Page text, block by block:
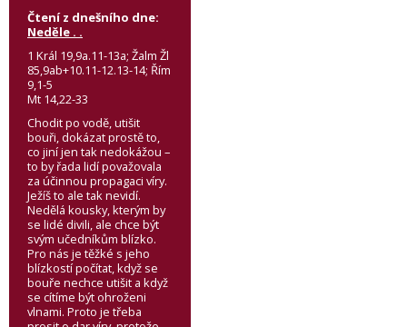
Čtení z dnešního dne:
Neděle . .
1 Král 19,9a.11-13a; Žalm Žl
85,9ab+10.11-12.13-14; Řím
9,1-5
Mt 14,22-33
Chodit po vodě, utišit
bouři, dokázat prostě to,
co jiní jen tak nedokážou –
to by řada lidí považovala
za účinnou propagaci víry.
Ježíš to ale tak nevidí.
Nedělá kousky, kterým by
se lidé divili, ale chce být
svým učedníkům blízko.
Pro nás je těžké s jeho
blízkostí počítat, když se
bouře nechce utišit a když
se cítíme být ohroženi
vlnami. Proto je třeba